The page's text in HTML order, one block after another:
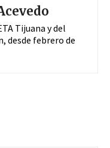
Tijuana y del
desde febrero de